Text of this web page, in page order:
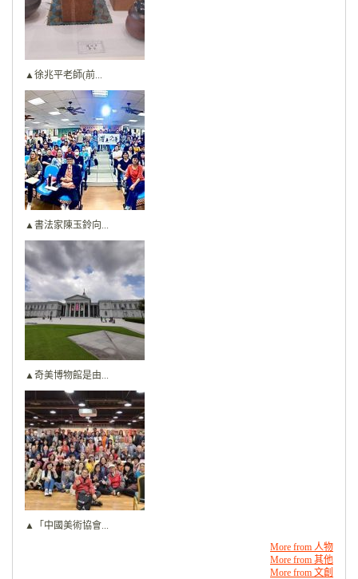
▲徐兆平老師(前...
▲書法家陳玉鈴向...
▲奇美博物館是由...
▲「中國美術協會...
More from 人物
More from 其他
More from 文創